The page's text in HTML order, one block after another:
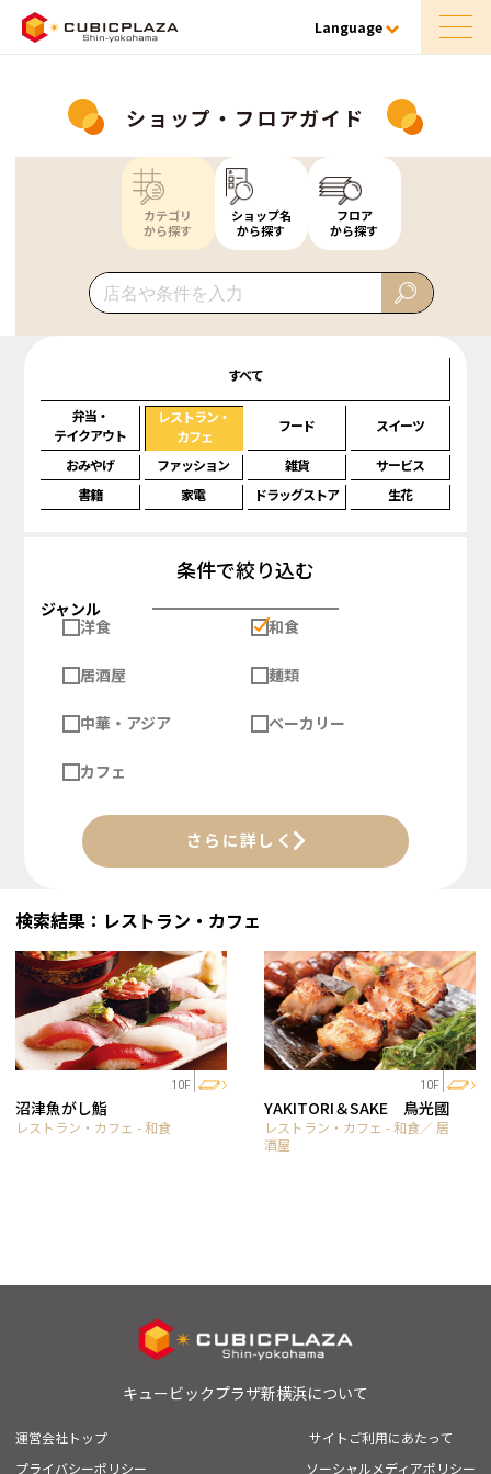
Language
ショップ・フロアガイド
カテゴリ
から探す
ショップ名
から探す
フロア
から探す
すべて
弁当・
テイクアウト
レストラン・
カフェ
フード スイーツ
おみやげ ファッション 雑貨
サービス
書籍
家電 ドラッグストア 生花
条件で絞り込む
ジャンル
洋食
和食
居酒屋 麺類
中華・アジア ベーカリー
カフェ
さらに詳しく
検索結果：レストラン・カフェ
10F
沼津魚がし鮨
レストラン・カフェ - 和食
10F
YAKITORI＆SAKE 鳥光國
レストラン・カフェ - 和食／ 居
酒屋
キュービックプラザ新横浜について
運営会社トップ
サイトご利用にあたって
プライバシーポリシー
ソーシャルメディアポリシー